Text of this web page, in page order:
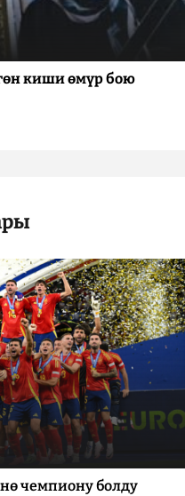
киши өмүр бою
чемпиону болду